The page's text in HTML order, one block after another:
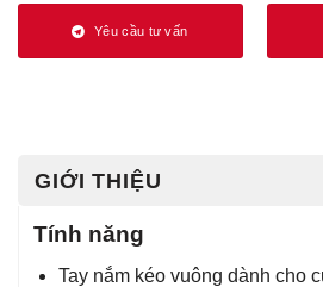
Yêu cầu tư vấn
GIỚI THIỆU
Tính năng
Tay nắm kéo vuông dành cho